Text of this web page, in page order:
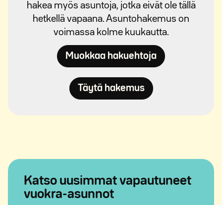
hakea myös asuntoja, jotka eivät ole tällä
hetkellä vapaana. Asuntohakemus on
voimassa kolme kuukautta.
Muokkaa hakuehtoja
Täytä hakemus
Katso uusimmat vapautuneet
vuokra-asunnot